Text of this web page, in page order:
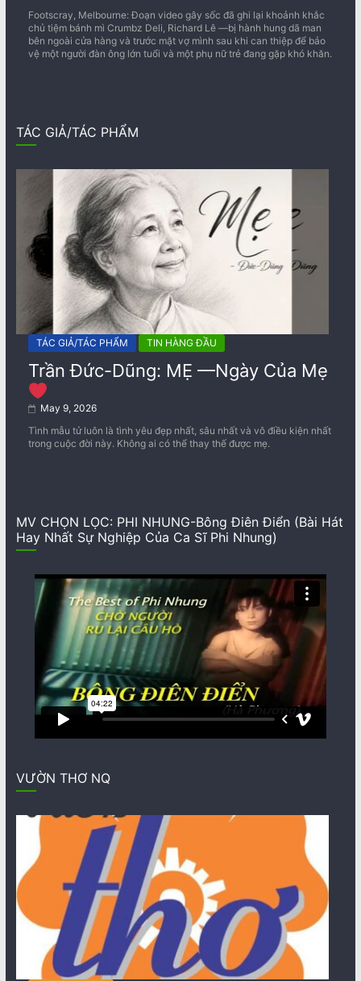
Footscray, Melbourne: Đoạn video gây sốc đã ghi lại khoảnh khắc
chủ tiệm bánh mì Crumbz Deli, Richard Lê —bị hành hung dã man
bên ngoài cửa hàng và trước mặt vợ mình sau khi can thiệp để bảo
vệ một người đàn ông lớn tuổi và một phụ nữ trẻ đang gặp khó khăn.
TÁC GIẢ/TÁC PHẨM
TÁC GIẢ/TÁC PHẨM TIN HÀNG ĐẦU
Trần Đức-Dũng: MẸ —Ngày Của Mẹ
May 9, 2026
Tình mẫu tử luôn là tình yêu đẹp nhất, sâu nhất và vô điều kiện nhất
trong cuộc đời này. Không ai có thể thay thế được mẹ.
MV CHỌN LỌC: PHI NHUNG-Bông Điên Điển (Bài Hát
Hay Nhất Sự Nghiệp Của Ca Sĩ Phi Nhung)
VƯỜN THƠ NQ